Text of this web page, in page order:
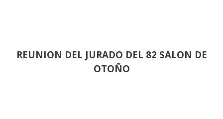
REUNION DEL JURADO DEL 82 SALON DE
OTOÑO